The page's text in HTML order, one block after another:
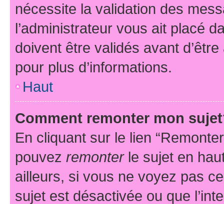
nécessite la validation des
l’administrateur vous ait placé
doivent être validés avant
pour plus d’informations.
Haut
Comment remonter mon
En cliquant sur le lien
pouvez remonterle sujet en
ailleurs, si vous ne voyez pas
sujet est désactivée ou que